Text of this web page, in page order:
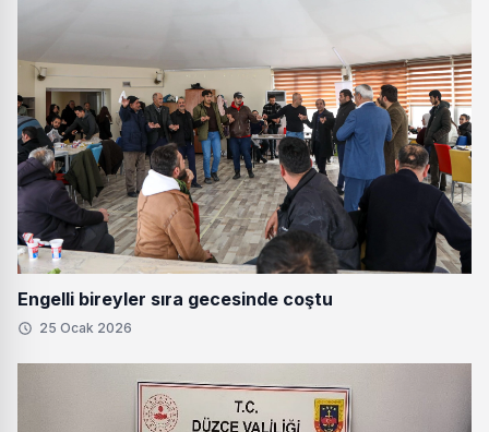
Engelli bireyler sıra gecesinde coştu
25 Ocak 2026